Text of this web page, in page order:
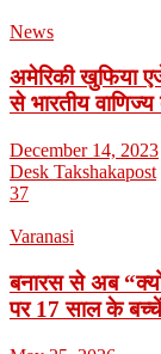
News
अमेरिकी खुफिया
से भारतीय
December 14, 2023
Desk Takshakapost
37
Varanasi
बनारस से अब
पर 17 साल के बच्चें